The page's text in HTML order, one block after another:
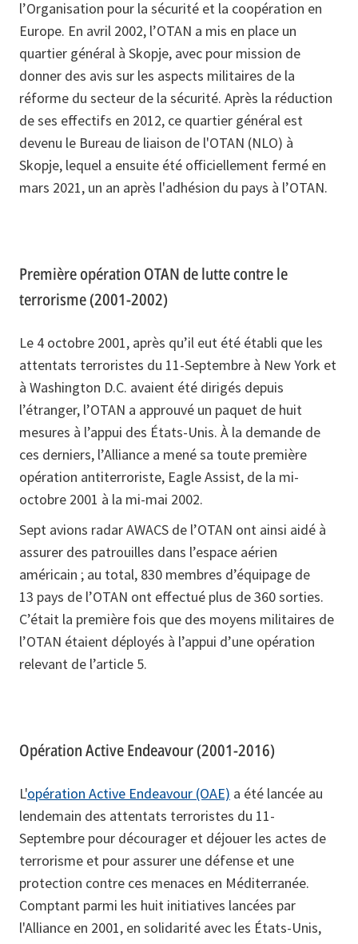
l’Organisation pour la sécurité et la coopération en
Europe. En avril 2002, l’OTAN a mis en place un
quartier général à Skopje, avec pour mission de
donner des avis sur les aspects militaires de la
réforme du secteur de la sécurité. Après la réduction
de ses effectifs en 2012, ce quartier général est
devenu le Bureau de liaison de l'OTAN (NLO) à
Skopje, lequel a ensuite été officiellement fermé en
mars 2021, un an après l'adhésion du pays à l’OTAN.
Première opération OTAN de lutte contre le
terrorisme (2001-2002)
Le 4 octobre 2001, après qu’il eut été établi que les
attentats terroristes du 11-Septembre à New York et
à Washington D.C. avaient été dirigés depuis
l’étranger, l’OTAN a approuvé un paquet de huit
mesures à l’appui des États-Unis. À la demande de
ces derniers, l’Alliance a mené sa toute première
opération antiterroriste, Eagle Assist, de la mi-
octobre 2001 à la mi-mai 2002.
Sept avions radar AWACS de l’OTAN ont ainsi aidé à
assurer des patrouilles dans l’espace aérien
américain ; au total, 830 membres d’équipage de
13 pays de l’OTAN ont effectué plus de 360 sorties.
C’était la première fois que des moyens militaires de
l’OTAN étaient déployés à l’appui d’une opération
relevant de l’article 5.
Opération Active Endeavour (2001-2016)
L'opération Active Endeavour (OAE) a été lancée au
lendemain des attentats terroristes du 11-
Septembre pour décourager et déjouer les actes de
terrorisme et pour assurer une défense et une
protection contre ces menaces en Méditerranée.
Comptant parmi les huit initiatives lancées par
l'Alliance en 2001, en solidarité avec les États-Unis,